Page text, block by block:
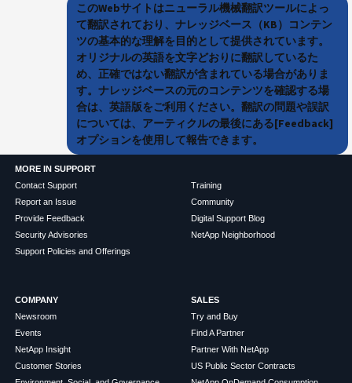
このWebサイトはニューラル機械翻訳ツールによっ
て翻訳されており、ナレッジベース（KB）コンテン
ツの基本的な理解を目的として提供されています。
オリジナルの英語を文字どおりに翻訳しているた
め、正確ではない翻訳が含まれている場合がありま
す。ナレッジベースの元のコンテンツを確認する場
合は、英語版をご利用ください。翻訳の問題や誤訳
については、アーティクルの最後にある[Feedback]
オプションを使用して報告できます。
MORE IN SUPPORT
Contact Support
Report an Issue
Provide Feedback
Security Advisories
Support Policies and Offerings
Training
Community
Digital Support Blog
NetApp Neighborhood
COMPANY
Newsroom
Events
NetApp Insight
Customer Stories
SALES
Try and Buy
Find A Partner
Partner With NetApp
US Public Sector Contracts